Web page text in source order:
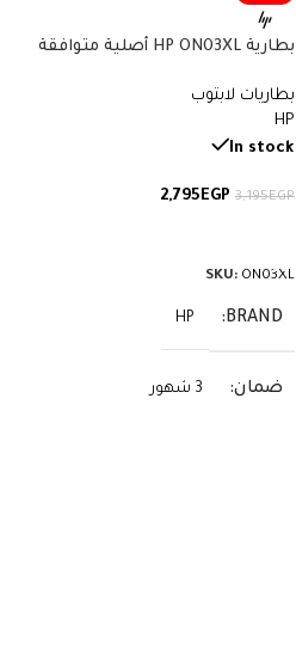
بطارية HP ON03XL أصلية متوافقة
سعة 41.7 واط/ساعة
بطاريات لابتوب
HP
In stock
3,195EGP
2,795EGP
SKU: ON03XL
BRAND
HP
ضمان 3 شهور